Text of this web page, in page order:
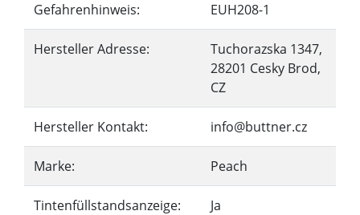
Gefahrenhinweis: EUH208-1
Hersteller Adresse:
Tuchorazska 1347,
28201 Cesky Brod,
CZ
Hersteller Kontakt: info@buttner.cz
Marke: Peach
Tintenfüllstandsanzeige: Ja